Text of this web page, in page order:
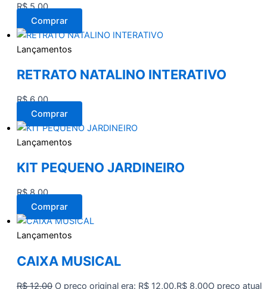
R$5,00
Comprar
Lançamentos
RETRATO NATALINO INTERATIVO
R$6,00
Comprar
Lançamentos
KIT PEQUENO JARDINEIRO
R$8,00
Comprar
Lançamentos
CAIXA MUSICAL
R$12,00 O preço original era: R$ 12,00.R$ 8,00O preço atual